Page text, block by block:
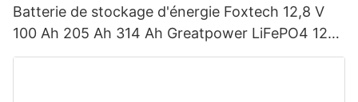
Batterie de stockage d'énergie Foxtech 12,8 V
100 Ah 205 Ah 314 Ah Greatpower LiFePO4 1280
Wh-5120 Wh IP65